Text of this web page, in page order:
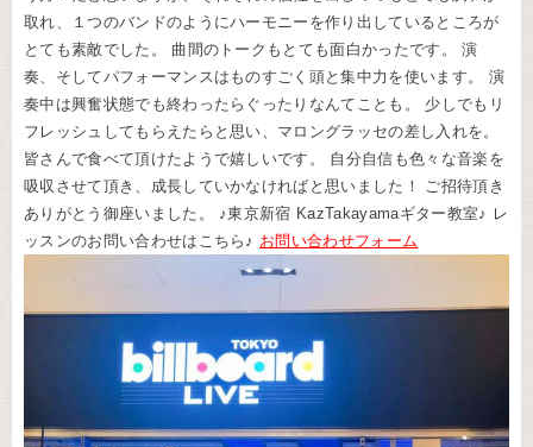
取れ、１つのバンドのようにハーモニーを作り出しているところが
とても素敵でした。 曲間のトークもとても面白かったです。 演
奏、そしてパフォーマンスはものすごく頭と集中力を使います。 演
奏中は興奮状態でも終わったらぐったりなんてことも。 少しでもリ
フレッシュしてもらえたらと思い、マロングラッセの差し入れを。
皆さんで食べて頂けたようで嬉しいです。 自分自信も色々な音楽を
吸収させて頂き、成長していかなければと思いました！ ご招待頂き
ありがとう御座いました。 ♪東京新宿 KazTakayamaギター教室♪ レ
ッスンのお問い合わせはこちら♪ お問い合わせフォーム